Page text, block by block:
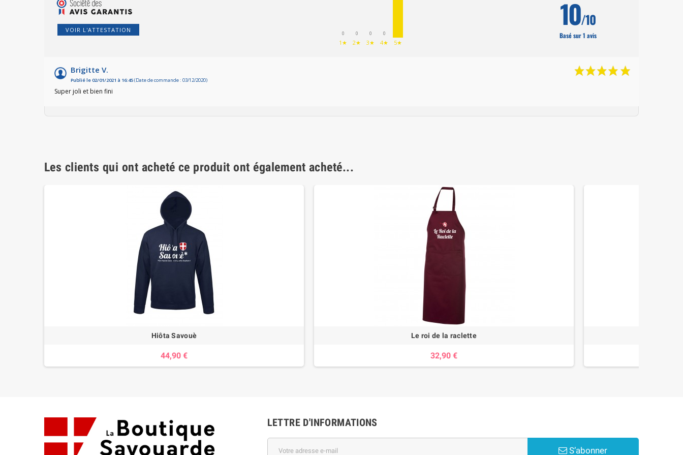
VOIR L'ATTESTATION 0
1★
0
2★
0
3★
0
4★ 5★
10/10
Basé sur 1 avis
Brigitte V.
Publié le 02/01/2021 à 16:45(Date de commande : 03/12/2020)
Super joli et bien fini
Les clients qui ont acheté ce produit ont également acheté...
Hiôta Savouè
44,90 €
Le roi de la raclette
32,90 €
LETTRE D'INFORMATIONS
S’abonner